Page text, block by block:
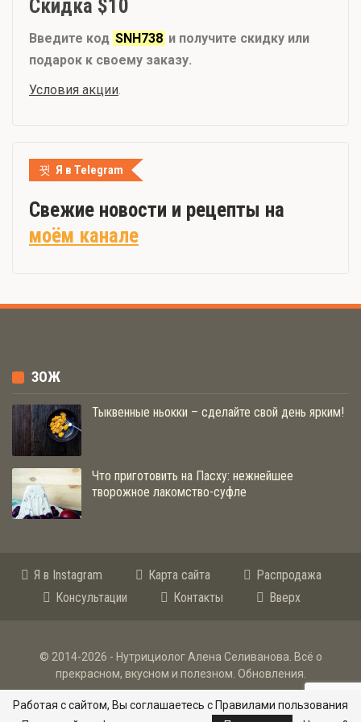
Скидка $10
Введите код SNH738 и получите скидку или
подарок к своему заказу.
Условия акции.
Я в Telegram
Свежие новости и рецепты на
моём канале
ЗОЖ
Тыквенные ньокки – сделайте свой день ярким!
Что приготовить на Пасху: нежнейшее
творожное лакомство-суфле
Я в Instagram Карта сайта
Распродажа
Консультации
Контакты Вверх
© 2014-2026 - Нутрициолог Алена Селиванова. Всё о
прекрасном, вкусном и полезном. Обновления.
Взаимодействуя с сайтом и рассылкой, вы соглашаетесь
правилами пользования и политикой конфиденциальности
Работая с сайтом, Вы соглашаетесь с Правилами пользования